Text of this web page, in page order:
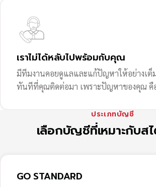
เราไม่ได้หลับไปพร้อมกับคุณ
มีทีมงานคอยดูแลและแก้ปัญหาให้อย่างเต็
ทันทีที่คุณติดต่อมา เพราะปัญหาของคุณ คื
ประเภทบัญชี
เลือกบัญชีที่เหมาะกับ
GO STANDARD